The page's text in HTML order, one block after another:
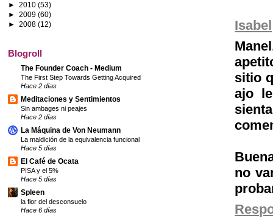
Isabel
sitio
ajo
no
► 2010 (53)
► 2009 (60)
► 2008 (12)
Blogroll
The Founder Coach - Medium
The First Step Towards Getting Acquired
Hace 2 días
Meditaciones y Sentimientos
Sin ambages ni peajes
Hace 2 días
La Máquina de Von Neumann
La maldición de la equivalencia funcional
Hace 5 días
El Café de Ocata
PISA y el 5%
Hace 5 días
Spleen
la flor del desconsuelo
Hace 6 días